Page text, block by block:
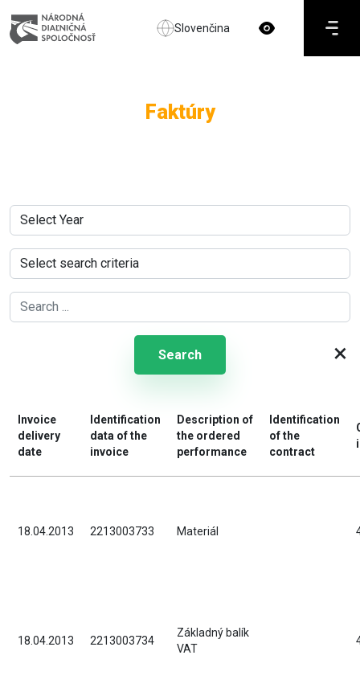
Slovenčina
Faktúry
Search ×
Invoice
delivery
date
Identification
data of the
invoice
Description of
the ordered
performance
Identification
of the
contract
18.04.2013 2213003733 Materiál
18.04.2013 2213003734
Základný balík
VAT